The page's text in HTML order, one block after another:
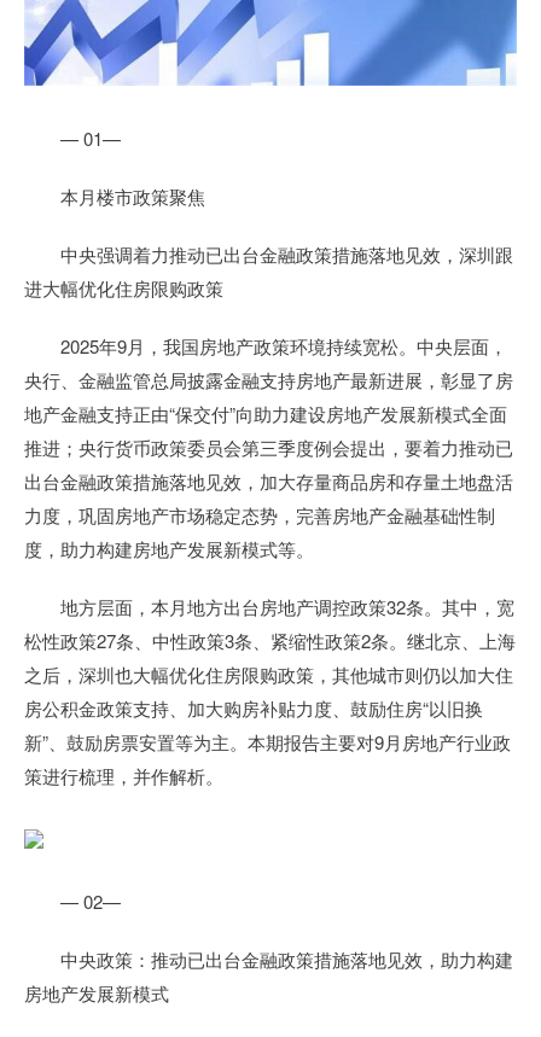
— 01—
本月楼市政策聚焦
中央强调着力推动已出台金融政策措施落地见效，深圳跟
进大幅优化住房限购政策
2025年9月，我国房地产政策环境持续宽松。中央层面，
央行、金融监管总局披露金融支持房地产最新进展，彰显了房
地产金融支持正由“保交付”向助力建设房地产发展新模式全面
推进；央行货币政策委员会第三季度例会提出，要着力推动已
出台金融政策措施落地见效，加大存量商品房和存量土地盘活
力度，巩固房地产市场稳定态势，完善房地产金融基础性制
度，助力构建房地产发展新模式等。
地方层面，本月地方出台房地产调控政策32条。其中，宽
松性政策27条、中性政策3条、紧缩性政策2条。继北京、上海
之后，深圳也大幅优化住房限购政策，其他城市则仍以加大住
房公积金政策支持、加大购房补贴力度、鼓励住房“以旧换
新”、鼓励房票安置等为主。本期报告主要对9月房地产行业政
策进行梳理，并作解析。
— 02—
中央政策：推动已出台金融政策措施落地见效，助力构建
房地产发展新模式